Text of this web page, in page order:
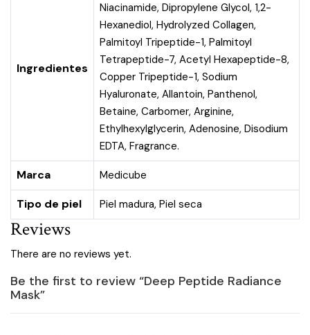
Ingredientes
Niacinamide, Dipropylene Glycol, 1,2-
Hexanediol, Hydrolyzed Collagen,
Palmitoyl Tripeptide-1, Palmitoyl
Tetrapeptide-7, Acetyl Hexapeptide-8,
Copper Tripeptide-1, Sodium
Hyaluronate, Allantoin, Panthenol,
Betaine, Carbomer, Arginine,
Ethylhexylglycerin, Adenosine, Disodium
EDTA, Fragrance.
Marca Medicube
Tipo de piel Piel madura, Piel seca
Reviews
There are no reviews yet.
Be the first to review “Deep Peptide Radiance
Mask”